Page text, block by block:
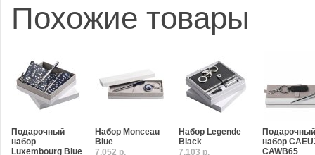
Похожие товары
Подарочный
набор
Luxembourg Blue
Набор Monceau
Blue
7,052 р.
Набор Legende
Black
7,103 р.
Подарочный
набор
CAWB65